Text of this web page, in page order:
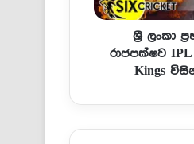
ශ්‍රී ලංකා
රාජපක්ෂව
Kings